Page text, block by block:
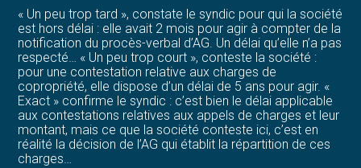
« Un peu trop tard », constate le syndic pour qui la société
est hors délai : elle avait 2 mois pour agir à compter de la
notification du procès-verbal d’AG. Un délai qu’elle n’a pas
respecté… « Un peu trop court », conteste la société :
pour une contestation relative aux charges de
copropriété, elle dispose d’un délai de 5 ans pour agir. «
Exact » confirme le syndic : c’est bien le délai applicable
aux contestations relatives aux appels de charges et leur
montant, mais ce que la société conteste ici, c’est en
réalité la décision de l’AG qui établit la répartition de ces
charges…